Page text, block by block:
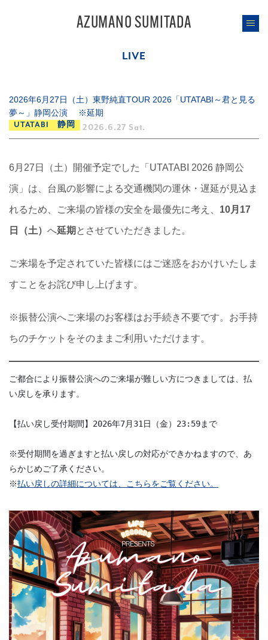
AZUMANO SUMITADA
LIVE
2026年6月27日（土）東野純直TOUR 2026「UTATABI～君と見る
夢～」静岡公演 ※延期
UTATABI 静岡 2026.6.27 Sat.
6月27日（土）開催予定でした「UTATABI 2026 静岡公
演」は、台風の影響による交通機関の運休・遅延が見込ま
れるため、ご来場の皆様の安全を最優先に考え、 10月17
日（土） へ延期 とさせていただきました。
ご来場を予定されていた皆様にはご迷惑をおかけいたしま
すことをお詫び申し上げます。
※振替公演へご来場のお客様はお手続き不要です。お手持
ちのチケットをそのままご利用いただけます。
ご都合により振替公演へのご来場が難しい方につきましては、払
い戻しを承ります。
【払い戻し受付期間】2026年7月31日（金）23:59まで
※受付期間を過ぎますと払い戻しの対応ができかねますので、あ
らかじめご了承ください。
※払い戻しの詳細については、こちらをご覧ください。